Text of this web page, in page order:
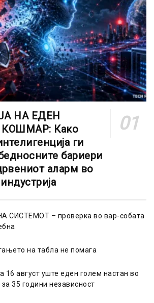
НА ЕДЕН
Како
ги
бариери
аларм во
СИСТЕМОТ – проверка во вар-собата
на табла не помага
16 август уште еден голем настан во
35 години независност